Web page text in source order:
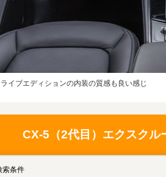
イブエディションの内装の質感も良い感じ
CX-5（2代目）エクスクル
条件